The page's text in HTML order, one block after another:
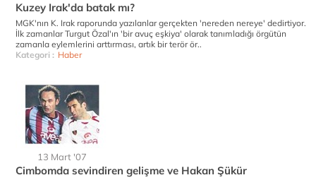
Kuzey Irak'da batak mı?
MGK'nın K. Irak raporunda yazılanlar gerçekten 'nereden nereye' dedirtiyor.
İlk zamanlar Turgut Özal'ın 'bir avuç eşkiya' olarak tanımladığı örgütün
zamanla eylemlerini arttırması, artık bir terör ör..
Kategori : Haber
13 Mart '07
Cimbomda sevindiren gelişme ve Hakan Şükür